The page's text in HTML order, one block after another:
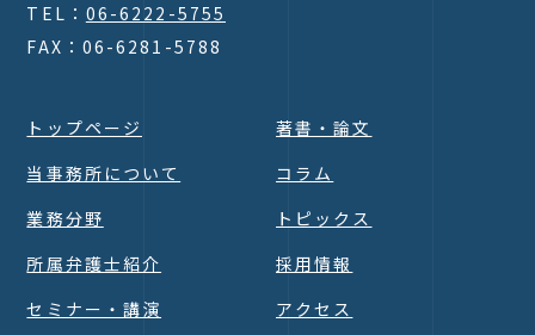
TEL： 06-6222-5755
FAX：06-6281-5788
トップページ
当事務所について
業務分野
所属弁護士紹介
セミナー・講演
著書・論文
コラム
トピックス
採用情報
アクセス